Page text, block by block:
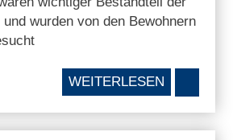
wurden von den Bewohnern
WEITERLESEN